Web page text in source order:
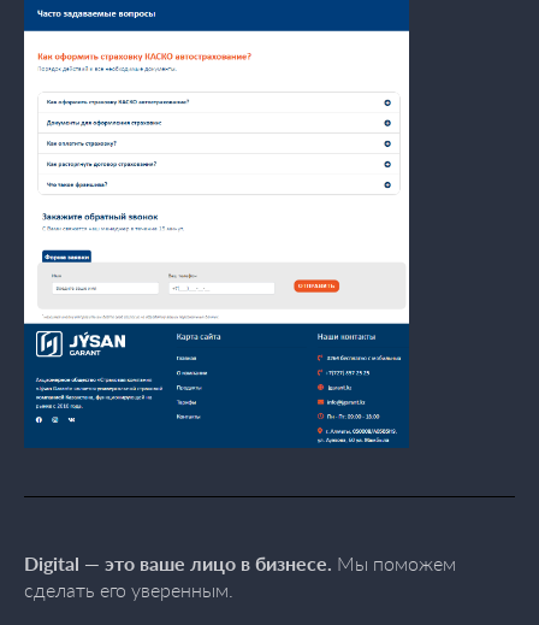
Digital — это ваше лицо в бизнесе. Мы поможем
сделать его уверенным.